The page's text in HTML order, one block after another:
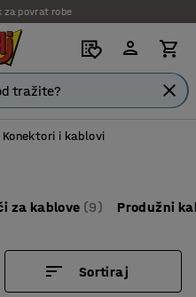
garancije
Konektori i kablovi
za kablove (9) Produžni
Sortiraj